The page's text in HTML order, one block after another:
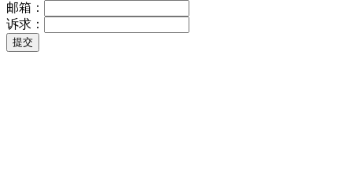
邮箱：
诉求：
提交